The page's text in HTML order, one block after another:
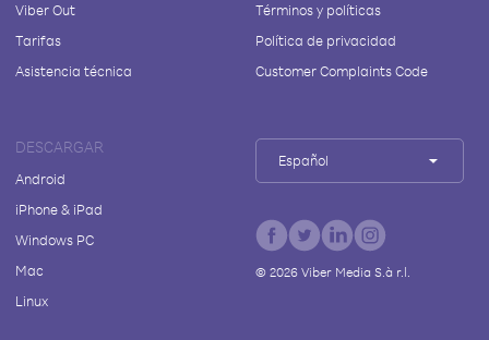
Viber Out
Tarifas
Asistencia técnica
Términos y políticas
Política de privacidad
Customer Complaints Code
DESCARGAR
Android
iPhone & iPad
Windows PC
Mac
Linux
Español
© 2026Viber Media S.à r.l.